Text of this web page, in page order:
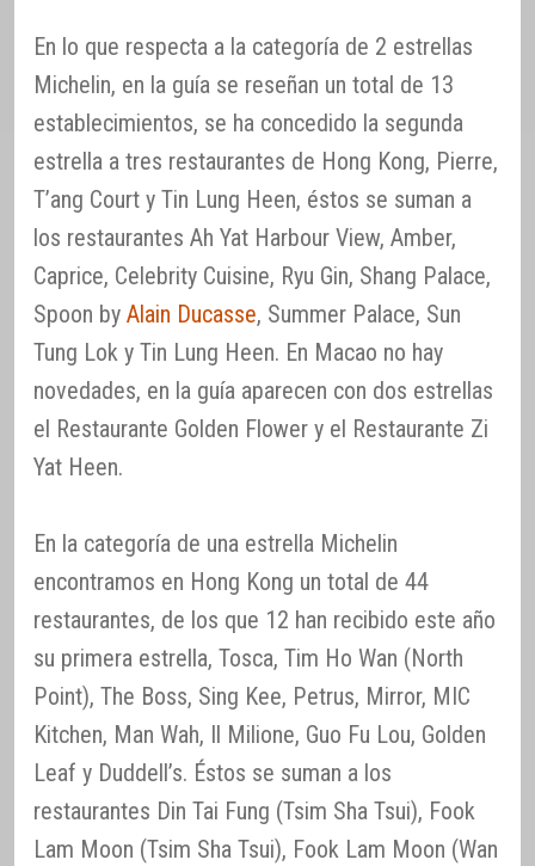
En lo que respecta a la categoría de 2 estrellas
Michelin, en la guía se reseñan un total de 13
establecimientos, se ha concedido la segunda
estrella a tres restaurantes de Hong Kong, Pierre,
T’ang Court y Tin Lung Heen, éstos se suman a
los restaurantes Ah Yat Harbour View, Amber,
Caprice, Celebrity Cuisine, Ryu Gin, Shang Palace,
Spoon by Alain Ducasse, Summer Palace, Sun
Tung Lok y Tin Lung Heen. En Macao no hay
novedades, en la guía aparecen con dos estrellas
el Restaurante Golden Flower y el Restaurante Zi
Yat Heen.
En la categoría de una estrella Michelin
encontramos en Hong Kong un total de 44
restaurantes, de los que 12 han recibido este año
su primera estrella, Tosca, Tim Ho Wan (North
Point), The Boss, Sing Kee, Petrus, Mirror, MIC
Kitchen, Man Wah, Il Milione, Guo Fu Lou, Golden
Leaf y Duddell’s. Éstos se suman a los
restaurantes Din Tai Fung (Tsim Sha Tsui), Fook
Lam Moon (Tsim Sha Tsui), Fook Lam Moon (Wan